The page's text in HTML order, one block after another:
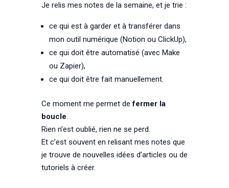
Je relis mes notes de la semaine, et je trie :
ce qui est à garder et à transférer dans
mon outil numérique (Notion ou ClickUp),
ce qui doit être automatisé (avec Make
ou Zapier),
ce qui doit être fait manuellement.
Ce moment me permet defermer la
boucle.
Rien n’est oublié, rien ne se perd.
Et c’est souvent en relisant mes notes que
je trouve de nouvelles idées d’articles ou de
tutoriels à créer.